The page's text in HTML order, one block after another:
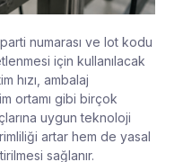
numarası ve lot kodu
için kullanılacak
hızı, ambalaj
ortamı gibi birçok
uygun teknoloji
artar hem de yasal
sağlanır.